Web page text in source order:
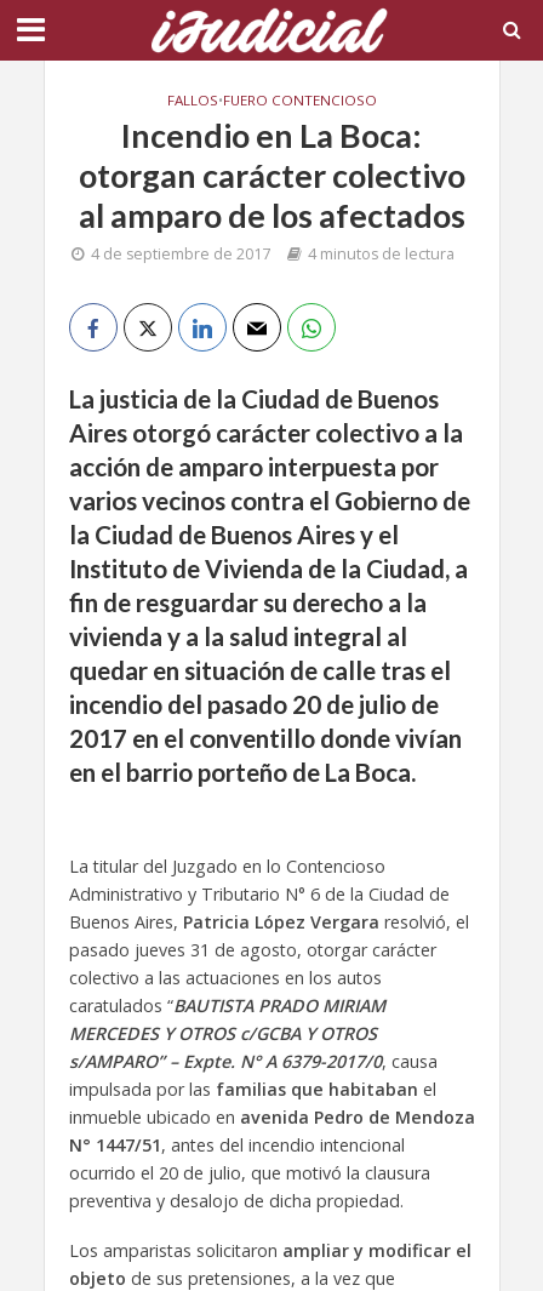
FALLOS•FUERO CONTENCIOSO
Incendio en La Boca:
otorgan carácter colectivo
al amparo de los afectados
4 de septiembre de 2017 4 minutos de lectura
La justicia de la Ciudad de Buenos
Aires otorgó carácter colectivo a la
acción de amparo interpuesta por
varios vecinos contra el Gobierno de
la Ciudad de Buenos Airesy el
Instituto de Vivienda de la Ciudad, a
fin de resguardar su derecho a la
vivienda y a la salud integral al
quedar en situación de calletras el
incendiodel pasado 20 de julio de
2017 en el conventillo donde vivían
en el barrio porteño de La Boca.
La titular del Juzgado en lo Contencioso
Administrativo y Tributario N° 6 de la Ciudad de
Buenos Aires, Patricia López Vergara resolvió, el
pasado jueves 31 de agosto, otorgar carácter
colectivo a las actuaciones en los autos
caratulados “BAUTISTA PRADO MIRIAM
MERCEDES Y OTROS c/GCBA Y OTROS
s/AMPARO” – Expte. N° A 6379-2017/0, causa
impulsada por las familias que habitaban el
inmueble ubicado en avenida Pedro de Mendoza
N° 1447/51, antes del incendio intencional
ocurrido el 20 de julio, que motivó la clausura
preventiva y desalojo de dicha propiedad.
Los amparistas solicitaron ampliar y modificar el
objeto de sus pretensiones, a la vez que